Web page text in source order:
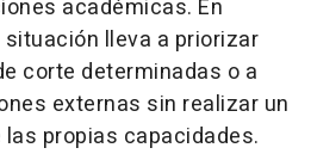
académicas. En
lleva a priorizar
corte determinadas o a
externas sin realizar un
propias capacidades.